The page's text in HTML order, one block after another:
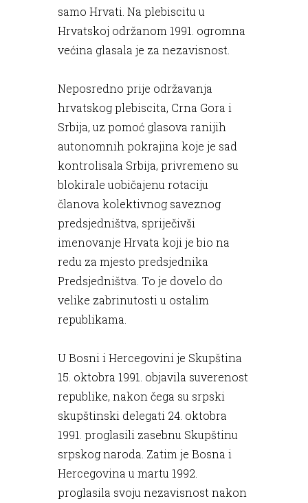
samo Hrvati. Na plebiscitu u
Hrvatskoj održanom 1991. ogromna
većina glasala je za nezavisnost.
Neposredno prije održavanja
hrvatskog plebiscita, Crna Gora i
Srbija, uz pomoć glasova ranijih
autonomnih pokrajina koje je sad
kontrolisala Srbija, privremeno su
blokirale uobičajenu rotaciju
članova kolektivnog saveznog
predsjedništva, spriječivši
imenovanje Hrvata koji je bio na
redu za mjesto predsjednika
Predsjedništva. To je dovelo do
velike zabrinutosti u ostalim
republikama.
U Bosni i Hercegovini je Skupština
15. oktobra 1991. objavila suverenost
republike, nakon čega su srpski
skupštinski delegati 24. oktobra
1991. proglasili zasebnu Skupštinu
srpskog naroda. Zatim je Bosna i
Hercegovina u martu 1992.
proglasila svoju nezavisnost nakon